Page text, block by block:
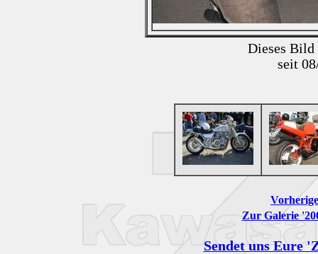
Dieses Bild
seit
Zur Galerie
Sendet uns Eure